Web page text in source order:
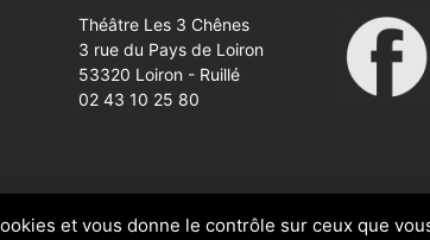
et vous donne le contrôle sur ceux que
Théâtre Les 3 Chênes
3 rue du Pays de Loiron
53320 Loiron - Ruillé
02 43 10 25 80
|Laval Agglomération